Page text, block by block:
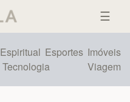
☰
Espiritual Esportes Imóveis
Tecnologia Viagem